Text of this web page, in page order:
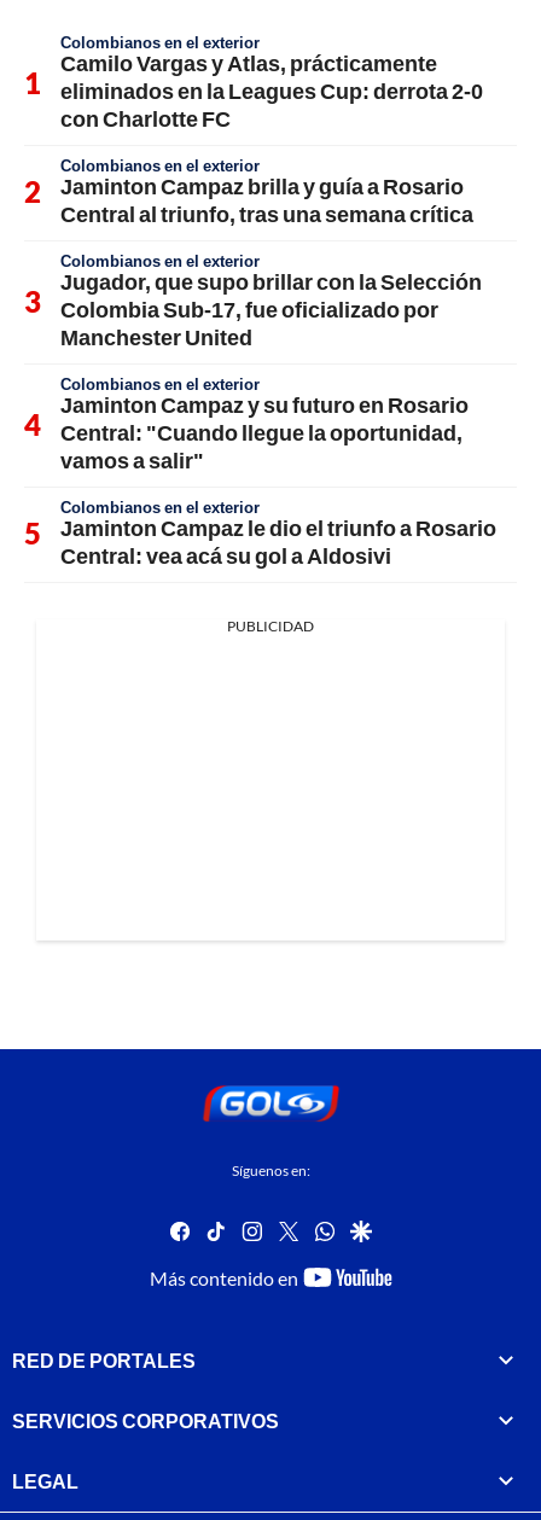
Colombianos en el exterior
Camilo Vargas y Atlas, prácticamente
eliminados en la Leagues Cup: derrota 2-0
con Charlotte FC
Colombianos en el exterior
Jaminton Campaz brilla y guía a Rosario
Central al triunfo, tras una semana crítica
Colombianos en el exterior
Jugador, que supo brillar con la Selección
Colombia Sub-17, fue oficializado por
Manchester United
Colombianos en el exterior
Jaminton Campaz y su futuro en Rosario
Central: "Cuando llegue la oportunidad,
vamos a salir"
Colombianos en el exterior
Jaminton Campaz le dio el triunfo a Rosario
Central: vea acá su gol a Aldosivi
PUBLICIDAD
Síguenos en:
facebook
tiktok instagram
twitterwhatsapp
google
Más contenido en
youtube-
RED DE PORTALES
SERVICIOS CORPORATIVOS
LEGAL